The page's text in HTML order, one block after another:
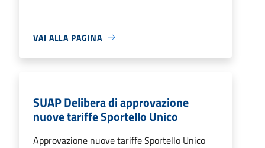
VAI ALLA PAGINA
SUAP Delibera di approvazione
nuove tariffe Sportello Unico
Approvazione nuove tariffe Sportello Unico